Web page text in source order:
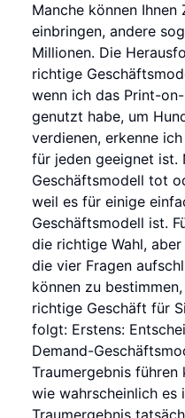
Manche können Ihnen
einbringen, andere
Millionen. Die
richtige
wenn ich das Print-
genutzt habe, um
verdienen, erkenne
für jeden geeignet ist.
Geschäftsmodell tot
weil es für einige
Geschäftsmodell ist.
die richtige Wahl,
die vier Fragen
können zu
richtige Geschäft für
folgt: Erstens:
Demand-
Traumergebnis führen
wie wahrscheinlich es
Traumergebnis